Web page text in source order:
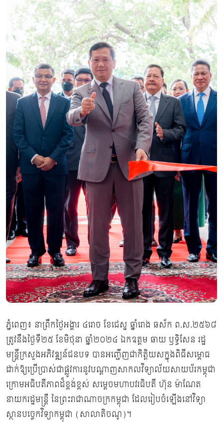
ភ្នំពេញ៖ នាព្រឹកថ្ងៃអង្គារ ៤រោច ខែជេស្ឋ ឆ្នាំរោង ឆស័ក ព.ស.២៥៦៨
ត្រូវនឹងថ្ងៃទី២៥ ខែមិថុនា ឆ្នាំ២០២៤ ឯកឧត្តម ឆាយ ឫទ្ធិសែន រដ្ឋ
មន្ត្រីក្រសួងអភិវឌ្ឍន៍ជនបទ បានអញ្ជើញជាកិត្តិយសក្នុងពិធីសម្ពោធ
ដាក់ឱ្យប្រើប្រាស់ជាផ្លូវការនូវបណ្តាញសាកលវិទ្យាល័យសាយប័រកម្ពុជា
ក្រោមអធិបតីភាពដ៏ខ្ពង់ខ្ពស់ សម្តេចមហាបវរធិបតី ហ៊ុន ម៉ាណែត
នាយករដ្ឋមន្ត្រី នៃព្រះរាជាណាចក្រកម្ពុជា ដែលរៀបចំឡើងនៅវិទ្យា
ស្ថានបច្ចេកវិទ្យាកម្ពុជា (សាលាតិចណូ)។